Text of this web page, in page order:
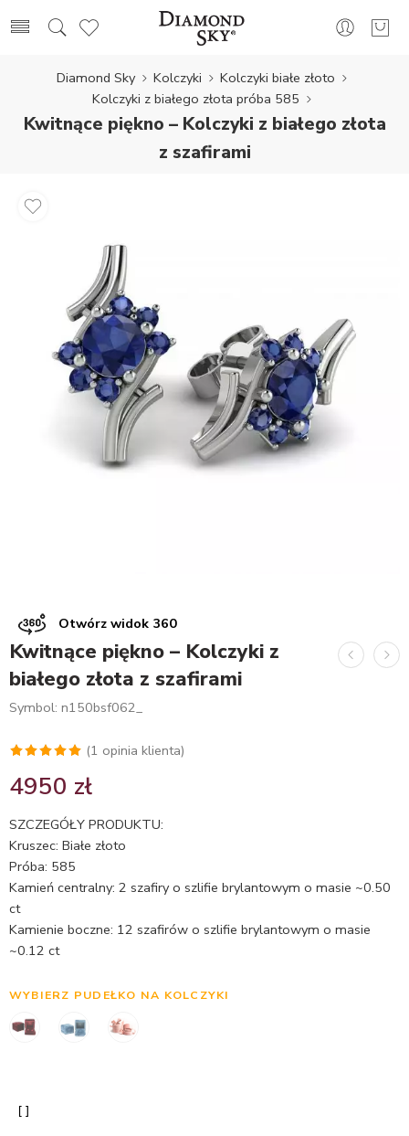
Diamond Sky Kolczyki
Kolczyki białe złoto
Kolczyki z białego złota próba 585
Kwitnące piękno – Kolczyki z białego złota
z szafirami
Otwórz widok 360
Kwitnące piękno – Kolczyki z
białego złota z szafirami
Symbol: n150bsf062_
5.00na 5
oceny
(1 opinia klienta)
4950 zł
SZCZEGÓŁY PRODUKTU:
Kruszec: Białe złoto
Próba: 585
Kamień centralny: 2 szafiry o szlifie brylantowym o masie ~0.50
ct
Kamienie boczne: 12 szafirów o szlifie brylantowym o masie
~0.12 ct
WYBIERZ PUDEŁKO NA KOLCZYKI